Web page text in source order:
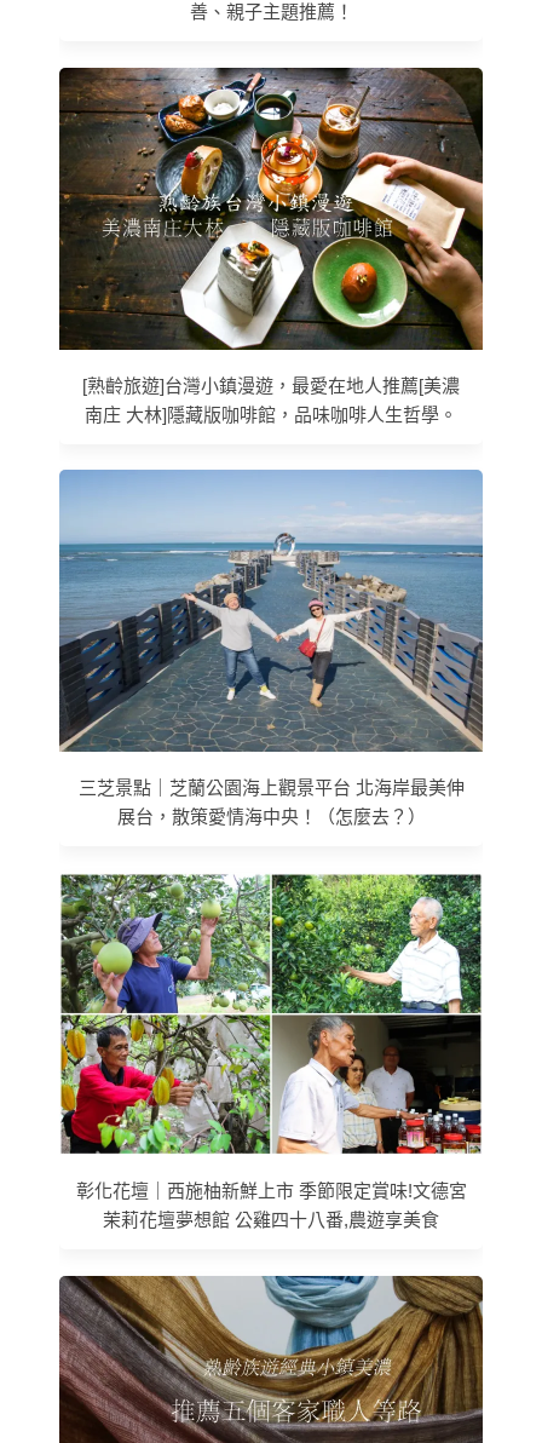
善、親子主題推薦！
[熟齡旅遊]台灣小鎮漫遊，最愛在地人推薦[美濃
南庄 大林]隱藏版咖啡館，品味咖啡人生哲學。
三芝景點｜芝蘭公園海上觀景平台 北海岸最美伸
展台，散策愛情海中央！（怎麼去？）
彰化花壇｜西施柚新鮮上市 季節限定賞味!文德宮
茉莉花壇夢想館 公雞四十八番,農遊享美食